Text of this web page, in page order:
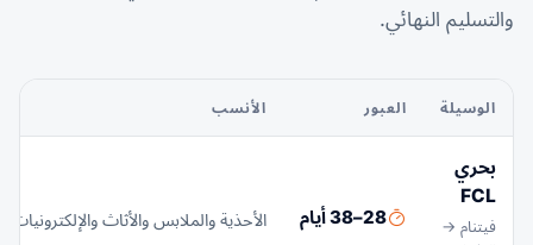
والتسليم النهائي.
الوسيلة العبور الأنسب
بحري
FCL
فيتنام →
28–38 أيام الأحذية والملابس والأثاث